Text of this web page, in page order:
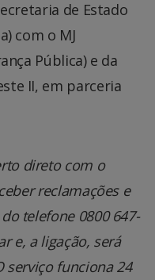
de Estado
com o MJ
Pública) e da
II, em parceria
direto com o
reclamações e
telefone 0800 647-
e, a ligação, será
serviço funciona 24